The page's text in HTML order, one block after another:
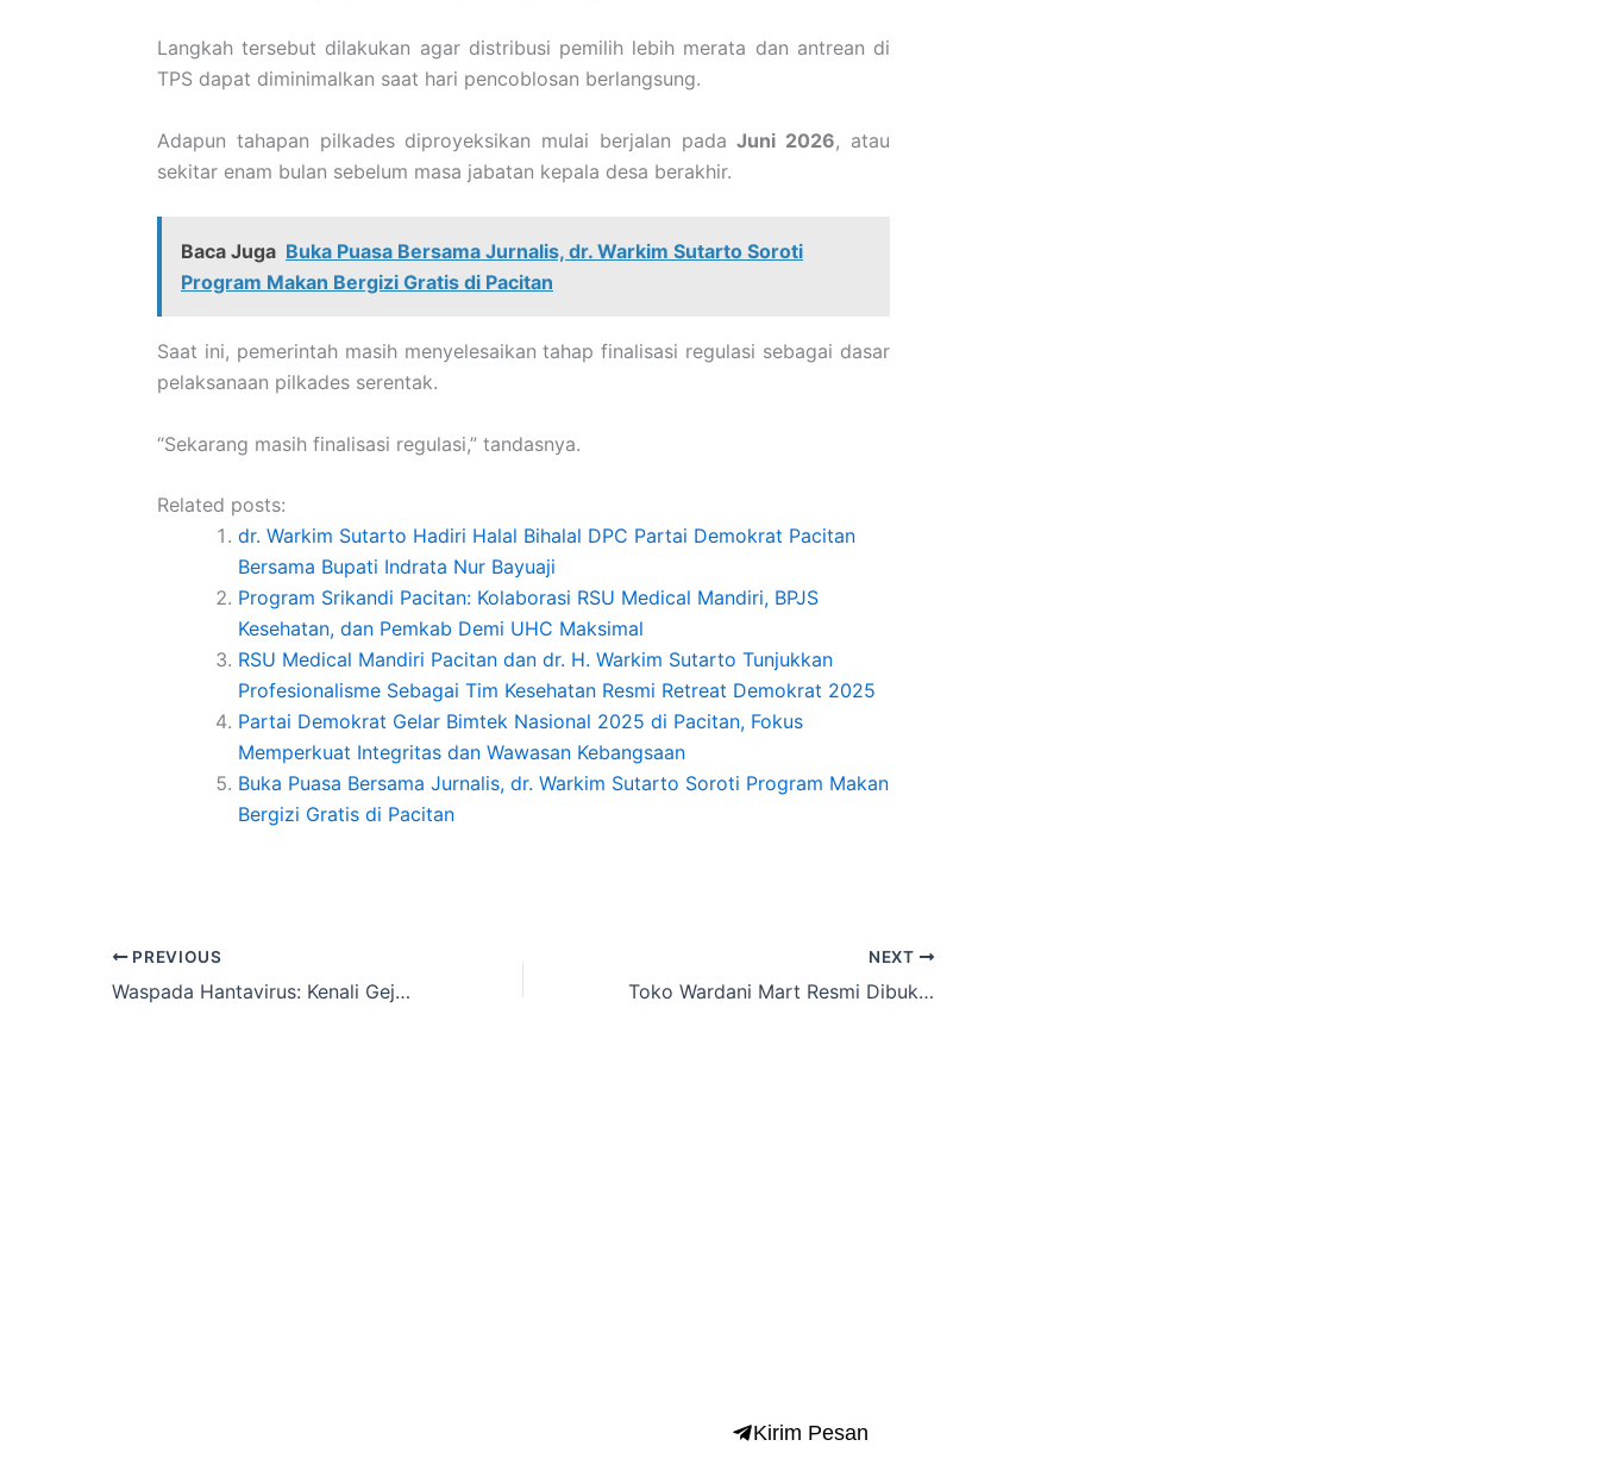
Langkah tersebut dilakukan agar distribusi pemilih lebih merata dan antrean di
TPS dapat diminimalkan saat hari pencoblosan berlangsung.
Adapun tahapan pilkades diproyeksikan mulai berjalan padaJuni 2026, atau
sekitar enam bulan sebelum masa jabatan kepala desa berakhir.
Baca Juga Buka Puasa Bersama Jurnalis, dr. Warkim Sutarto Soroti
Program Makan Bergizi Gratis di Pacitan
Saat ini, pemerintah masih menyelesaikan tahap finalisasi regulasi sebagai dasar
pelaksanaan pilkades serentak.
“Sekarang masih finalisasi regulasi,” tandasnya.
Related posts:
dr. Warkim Sutarto Hadiri Halal Bihalal DPC Partai Demokrat Pacitan
Bersama Bupati Indrata Nur Bayuaji
Program Srikandi Pacitan: Kolaborasi RSU Medical Mandiri, BPJS
Kesehatan, dan Pemkab Demi UHC Maksimal
RSU Medical Mandiri Pacitan dan dr. H. Warkim Sutarto Tunjukkan
Profesionalisme Sebagai Tim Kesehatan Resmi Retreat Demokrat 2025
Partai Demokrat Gelar Bimtek Nasional 2025 di Pacitan, Fokus
Memperkuat Integritas dan Wawasan Kebangsaan
Buka Puasa Bersama Jurnalis, dr. Warkim Sutarto Soroti Program Makan
Bergizi Gratis di Pacitan
PREVIOUS
Waspada Hantavirus: Kenali Gejala, Cara Penularan, dan Langkah Pencegahannya dari Ancaman Tikus
NEXT
Toko Wardani Mart Resmi Dibuka Hadir 24 Jam untuk Layani Warga dan Keluarga Pasien RSU Medical Mandiri Pacitan
Kirim Pesan